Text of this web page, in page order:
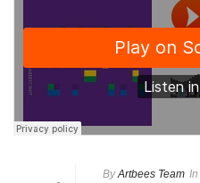
By Artbees Team In